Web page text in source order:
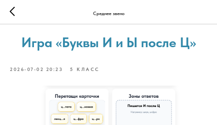
Среднее звено
Игра «Буквы И и Ы после Ц»
2026-07-02 20:23 5 КЛАСС